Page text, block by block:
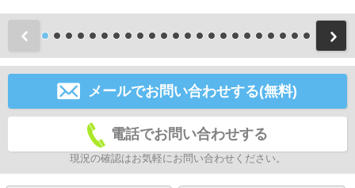
前
メールでお問い合わせする(無料)
電話でお問い合わせする
現況の確認はお気軽にお問い合わせください。